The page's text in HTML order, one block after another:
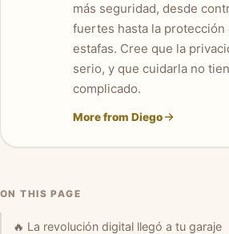
más seguridad, desde
fuertes hasta la protección
estafas. Cree que la
serio, y que cuidarla no
complicado.
More from Diego
ON THIS PAGE
🔥 La revolución digital llegó a tu garaje